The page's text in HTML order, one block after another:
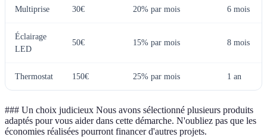
Multiprise 30€ 20% par mois 6 mois
Éclairage
LED
50€ 15% par mois 8 mois
Thermostat 150€ 25% par mois 1 an
### Un choix judicieux Nous avons sélectionné plusieurs produits
adaptés pour vous aider dans cette démarche. N'oubliez pas que les
économies réalisées pourront financer d'autres projets.